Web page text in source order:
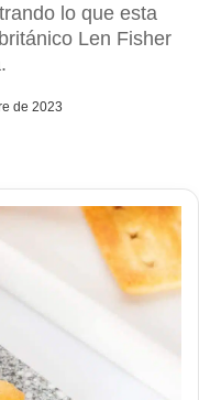
lo que esta
Len Fisher
de 2023